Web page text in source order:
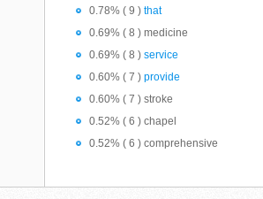
0.78% ( 9 ) that
0.69% ( 8 ) medicine
0.69% ( 8 ) service
0.60% ( 7 ) provide
0.60% ( 7 ) stroke
0.52% ( 6 ) chapel
0.52% ( 6 ) comprehensive